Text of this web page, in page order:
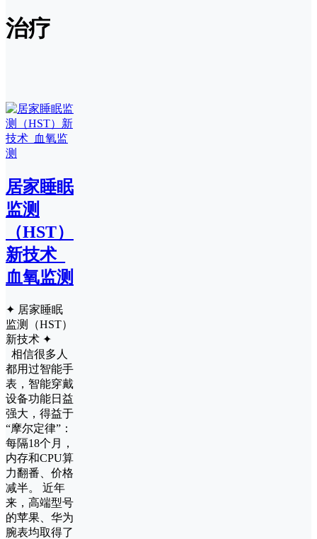
治疗
居家睡眠
监测
（HST）
新技术_
血氧监测
✦ 居家睡眠
监测（HST）
新技术 ✦
相信很多人
都用过智能手
表，智能穿戴
设备功能日益
强大，得益于
“摩尔定律”：
每隔18个月，
内存和CPU算
力翻番、价格
减半。 近年
来，高端型号
的苹果、华为
腕表均取得了